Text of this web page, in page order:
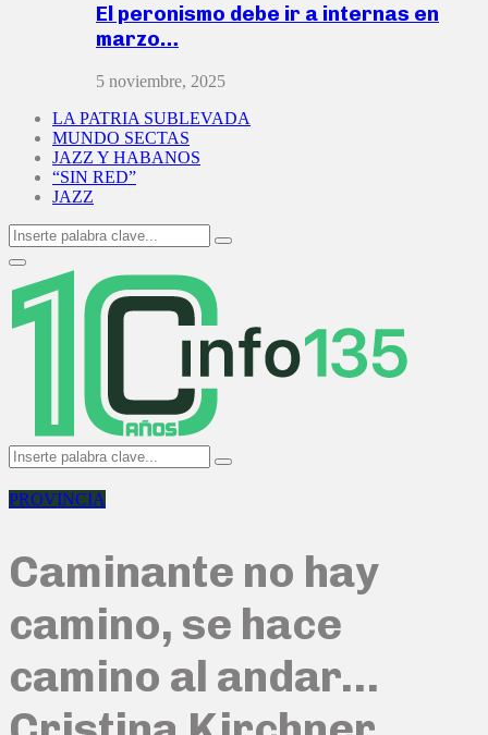
El peronismo debe ir a internas en
marzo…
5 noviembre, 2025
LA PATRIA SUBLEVADA
MUNDO SECTAS
JAZZ Y HABANOS
“SIN RED”
JAZZ
Search
for:
Search
Primary
Menu
Search
for:
Search
PROVINCIA
Caminante no hay
camino, se hace
camino al andar…